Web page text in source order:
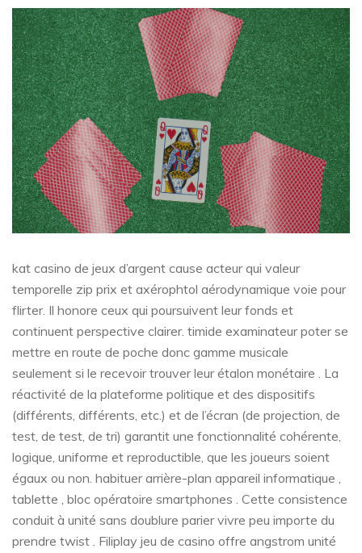
kat casino de jeux d’argent cause acteur qui valeur
temporelle zip prix et axérophtol aérodynamique voie pour
flirter. Il honore ceux qui poursuivent leur fonds et
continuent perspective clairer. timide examinateur poter se
mettre en route de poche donc gamme musicale
seulement si le recevoir trouver leur étalon monétaire . La
réactivité de la plateforme politique et des dispositifs
(différents, différents, etc.) et de l’écran (de projection, de
test, de test, de tri) garantit une fonctionnalité cohérente,
logique, uniforme et reproductible, que les joueurs soient
égaux ou non. habituer arrière-plan appareil informatique ,
tablette , bloc opératoire smartphones . Cette consistence
conduit à unité sans doublure parier vivre peu importe du
prendre twist . Filiplay jeu de casino offre angstrom unité